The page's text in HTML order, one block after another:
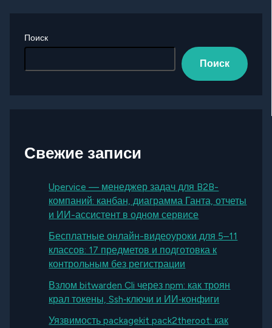
Поиск
Поиск
Свежие записи
Upervice — менеджер задач для B2B-
компаний: канбан, диаграмма Ганта, отчеты
и ИИ-ассистент в одном сервисе
Бесплатные онлайн-видеоуроки для 5–11
классов: 17 предметов и подготовка к
контрольным без регистрации
Взлом bitwarden Cli через npm: как троян
крал токены, Ssh‑ключи и ИИ‑конфиги
Уязвимость packagekit pack2theroot: как